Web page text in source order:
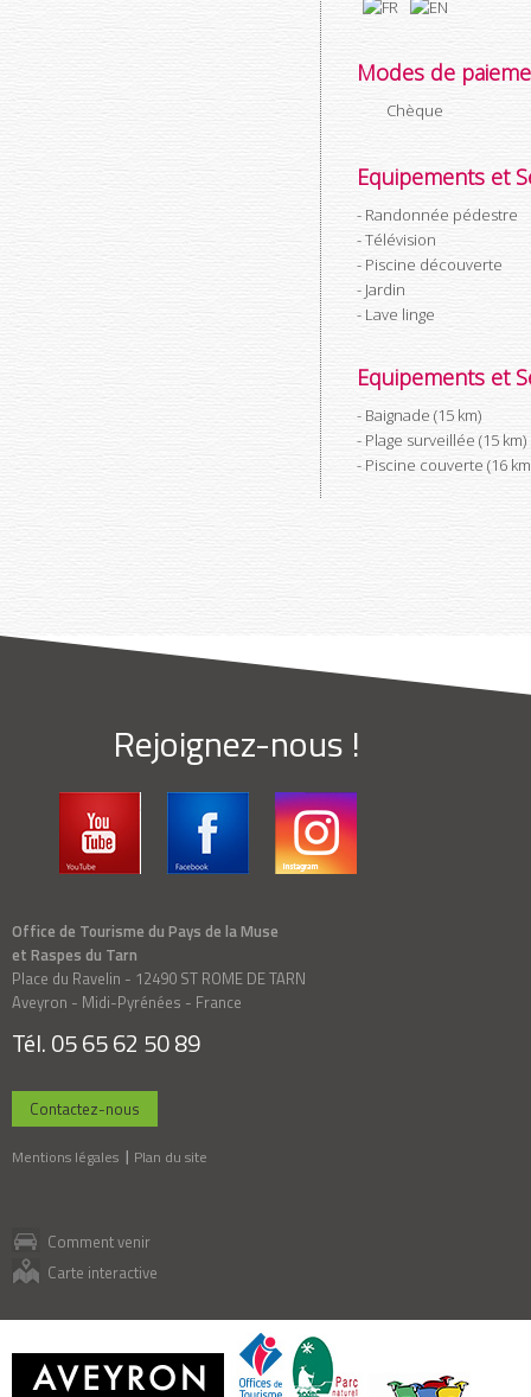
Modes de
Chèque
Equipements et
Randonnée pédestre
Télévision
Piscine découverte
Jardin
Lave linge
Equipements et
Baignade (15 km)
Plage surveillée (15 km)
Piscine couverte (16
Rejoignez-nous !
Office de Tourisme du Pays de la Muse
et Raspes du Tarn
Place du Ravelin - 12490 ST ROME DE TARN
Aveyron - Midi-Pyrénées - France
Tél. 05 65 62 50 89
Contactez-nous
Mentions légales Plan du site
Comment venir
Carte interactive